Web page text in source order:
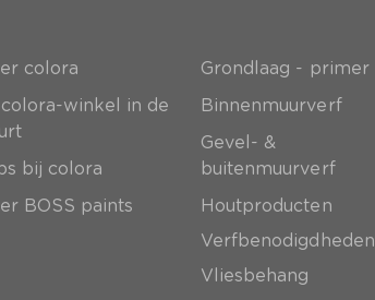
colora
winkel in de
bij colora
BOSS paints
Grondlaag - primer
Binnenmuurverf
Gevel- &
buitenmuurverf
Houtproducten
Verfbenodigdheden
Vliesbehang